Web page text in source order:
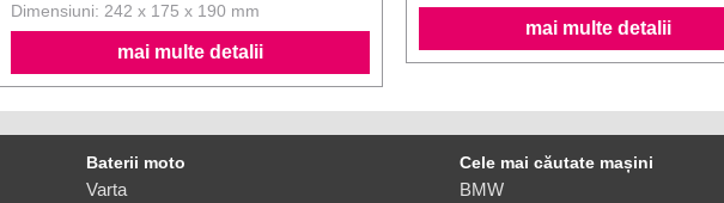
Dimensiuni: 242 x 175 x 190 mm
mai multe detalii
mai multe detalii
Baterii moto
Varta
Cele mai căutate mașini
BMW